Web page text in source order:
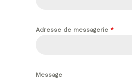
Adresse de messagerie *
Message